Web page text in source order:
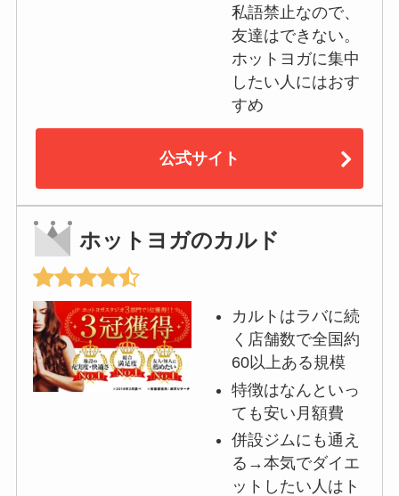
私語禁止なので、
友達はできない。
ホットヨガに集中
したい人にはおす
すめ
公式サイト
ホットヨガのカルド
カルトはラバに続
く店舗数で全国約
60以上ある規模
特徴はなんといっ
ても安い月額費
併設ジムにも通え
る→本気でダイエ
ットしたい人はト